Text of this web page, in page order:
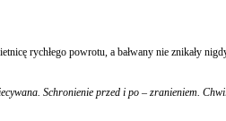
rychłego powrotu, a bałwany nie znikały
Schronienie przed i po – zranieniem.